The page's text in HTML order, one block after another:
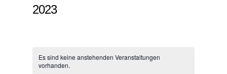
2023
Es sind keine anstehenden Veranstaltungen
vorhanden.